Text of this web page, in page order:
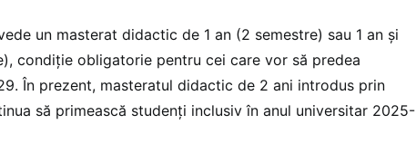
un masterat didactic de 1 an (2 semestre) sau 1 an și
condiție obligatorie pentru cei care vor să predea
În prezent, masteratul didactic de 2 ani introdus prin
să primească studenți inclusiv în anul universitar 2025-